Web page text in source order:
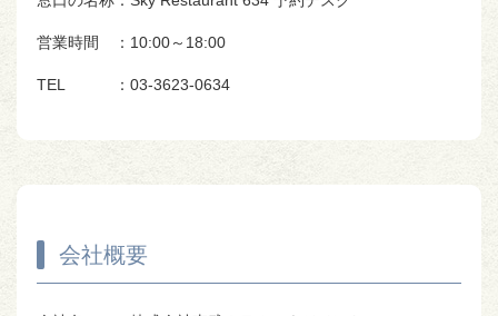
営業時間 ：10:00～18:00
TEL ：03-3623-0634
会社概要